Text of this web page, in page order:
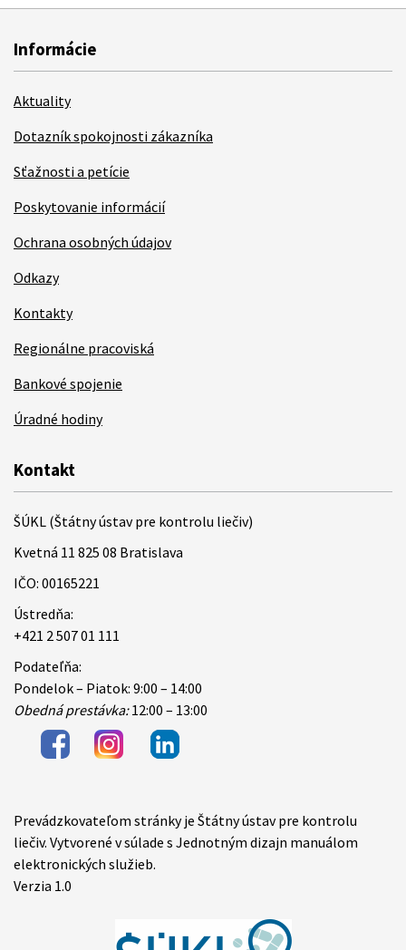
Informácie
Aktuality
Dotazník spokojnosti zákazníka
Sťažnosti a petície
Poskytovanie informácií
Ochrana osobných údajov
Odkazy
Kontakty
Regionálne pracoviská
Bankové spojenie
Úradné hodiny
Kontakt
ŠÚKL (Štátny ústav pre kontrolu liečiv)
Kvetná 11 825 08 Bratislava
IČO: 00165221
Ústredňa:
+421 2 507 01 111
Podateľňa:
Pondelok – Piatok: 9:00 – 14:00
Obedná prestávka:12:00 – 13:00
Items
Prevádzkovateľom stránky je Štátny ústav pre kontrolu
liečiv. Vytvorené v súlade s Jednotným dizajn manuálom
elektronických služieb.
Verzia 1.0